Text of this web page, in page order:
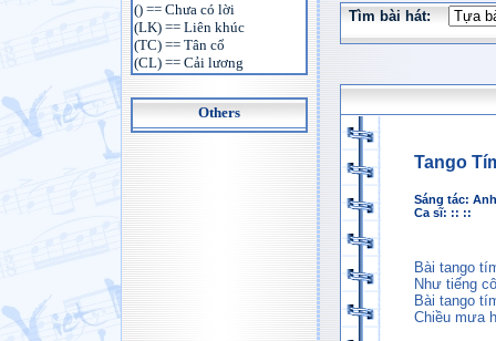
() == Chưa có lời
(LK) == Liên khúc
(TC) == Tân cổ
(CL) == Cải lương
Others
Tìm bài hát:
Tango
Sáng tác:
Ca sĩ: :: ::
Bài tango
Như tiếng
Bài tango
Chiều mưa